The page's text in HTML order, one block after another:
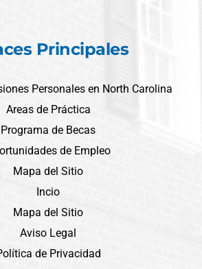
Principales
Personales en North Carolina
Areas de Práctica
Programa de Becas
de Empleo
Mapa del Sitio
Incio
Mapa del Sitio
Aviso Legal
de Privacidad